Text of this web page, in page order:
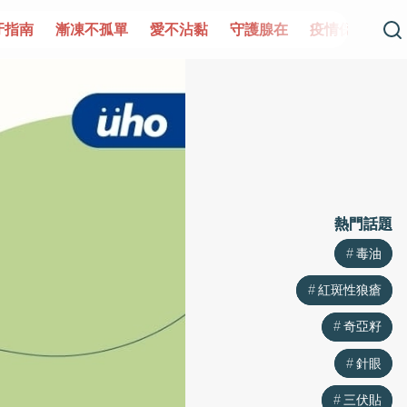
南 漸凍不孤單 愛不沾黏 守護腺在 疫情保衛戰
熱門話題
毒油
紅斑性狼瘡
奇亞籽
針眼
三伏貼
熱門話題
毒油
紅斑性狼瘡
奇亞籽
針眼
三伏貼